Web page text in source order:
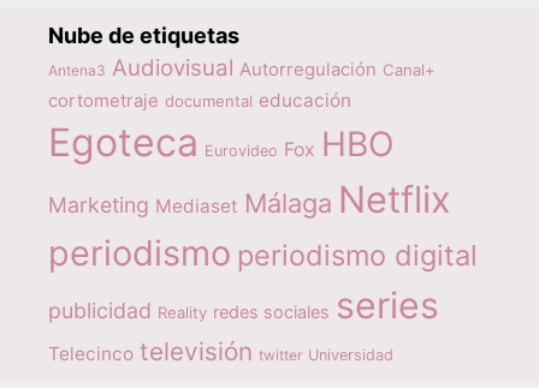
Nube de etiquetas
Antena3 Audiovisual Autorregulación Canal+
cortometraje documental educación
Egoteca Eurovideo Fox HBO
Marketing Mediaset Málaga Netflix
periodismo periodismo digital
publicidad Reality redes sociales series
Telecinco televisión twitter Universidad